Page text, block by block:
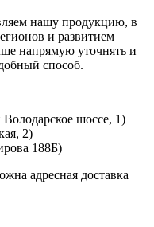
нашу продукцию, в
и развитием
напрямую уточнять и
способ.
шоссе, 1)
2)
188Б)
адресная доставка